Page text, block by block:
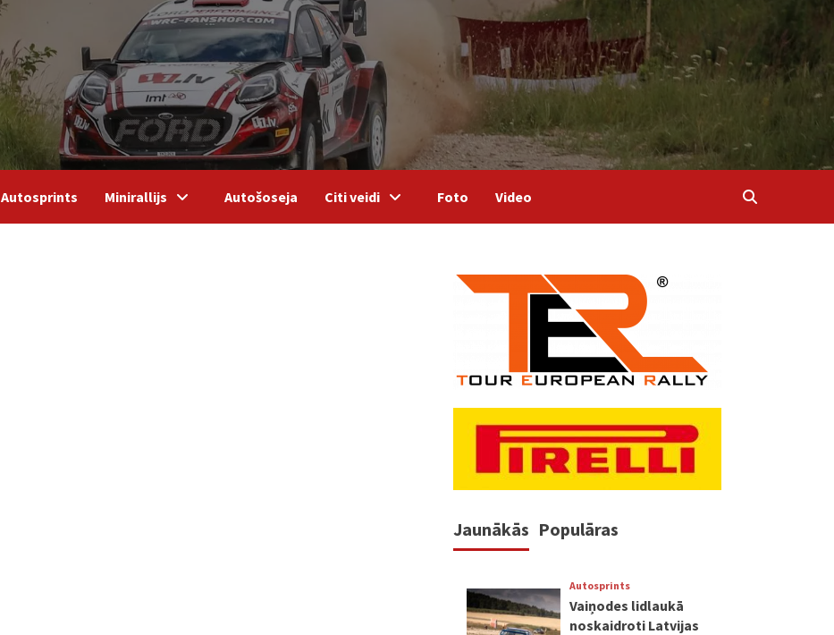
Autosprints Minirallijs Autošoseja Citi veidi Foto Video
Jaunākās Populāras
Autosprints
Vaiņodes lidlaukā
noskaidroti Latvijas